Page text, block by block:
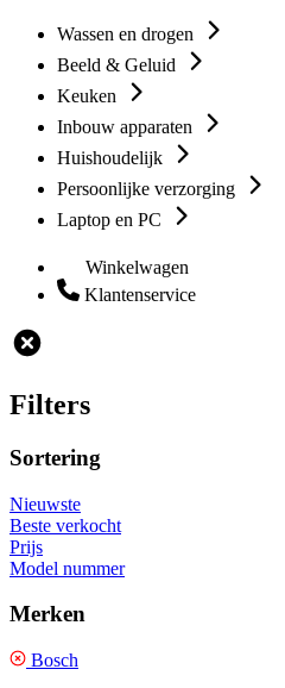
Wassen en drogen
Beeld & Geluid
Keuken
Inbouw apparaten
Huishoudelijk
Persoonlijke verzorging
Laptop en PC
Winkelwagen
Klantenservice
Filters
Sortering
Nieuwste
Beste verkocht
Prijs
Model nummer
Merken
Bosch